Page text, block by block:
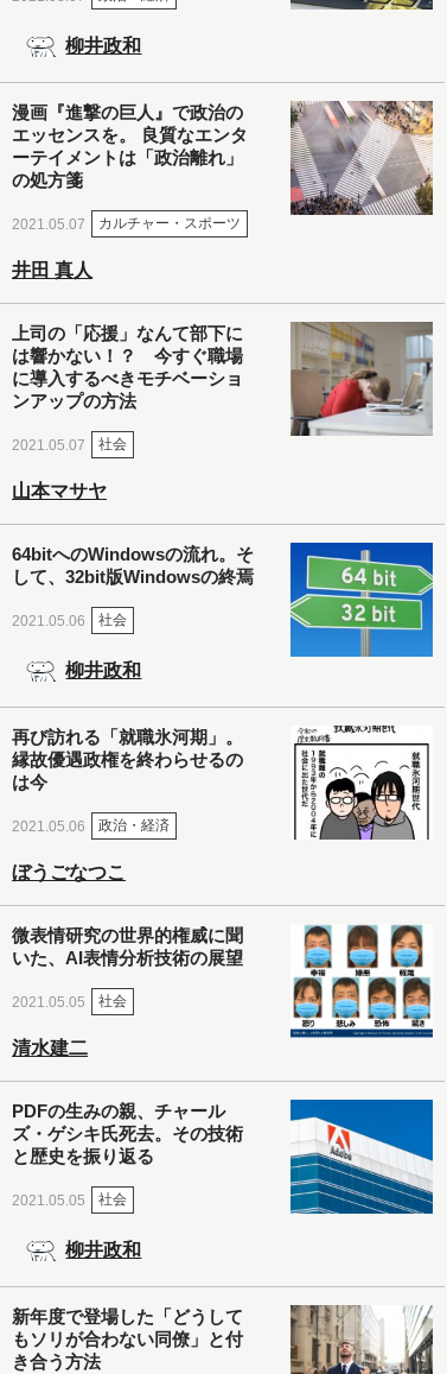
柳井政和
漫画『進撃の巨人』で政治の
エッセンスを。 良質なエンタ
ーテイメントは「政治離れ」
の処方箋
2021.05.07 カルチャー・スポーツ
井田 真人
上司の「応援」なんて部下に
は響かない！？ 今すぐ職場
に導入するべきモチベーショ
ンアップの方法
2021.05.07 社会
山本マサヤ
64bitへのWindowsの流れ。そ
して、32bit版Windowsの終焉
2021.05.06 社会
柳井政和
再び訪れる「就職氷河期」。
縁故優遇政権を終わらせるの
は今
2021.05.06 政治・経済
ぼうごなつこ
微表情研究の世界的権威に聞
いた、AI表情分析技術の展望
2021.05.05 社会
清水建二
PDFの生みの親、チャール
ズ・ゲシキ氏死去。その技術
と歴史を振り返る
2021.05.05 社会
柳井政和
新年度で登場した「どうして
もソリが合わない同僚」と付
き合う方法